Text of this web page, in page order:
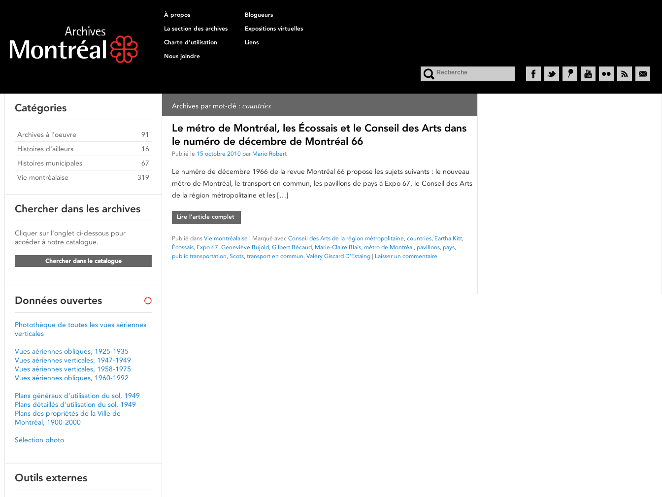
À propos
Blogueurs
La section des archives
Expositions virtuelles
Charte d'utilisation
Liens
Nous joindre
Archives par mot-clé : countries
Le métro de Montréal, les Écossais et le Conseil des Arts dans
le numéro de décembre de Montréal 66
Publié le 15 octobre 2010 par Mario Robert
Le numéro de décembre 1966 de la revue Montréal 66 propose les sujets suivants : le nouveau
métro de Montréal, le transport en commun, les pavillons de pays à Expo 67, le Conseil des Arts
de la région métropolitaine et les […]
Lire l’article complet
Publié dans Vie montréalaise | Marqué avec Conseil des Arts de la région métropolitaine, countries, Eartha Kitt,
Écossais, Expo 67, Geneviève Bujold, Gilbert Bécaud, Marie-Claire Blais, métro de Montréal, pavillons, pays,
public transportation, Scots, transport en commun, Valéry Giscard D'Estaing | Laisser un commentaire
Catégories
Archives à l'oeuvre
91
Histoires d'ailleurs
16
Histoires municipales
67
Vie montréalaise
319
Chercher dans les archives
Cliquer sur l'onglet ci-dessous pour
accéder à notre catalogue.
Chercher dans le catalogue
Données ouvertes
Photothèque de toutes les vues aériennes
verticales
Vues aériennes obliques, 1925-1935
Vues aériennes verticales, 1947-1949
Vues aériennes verticales, 1958-1975
Vues aériennes obliques, 1960-1992
Plans généraux d'utilisation du sol, 1949
Plans détaillés d'utilisation du sol, 1949
Plans des propriétés de la Ville de
Montréal, 1900-2000
Sélection photo
Outils externes